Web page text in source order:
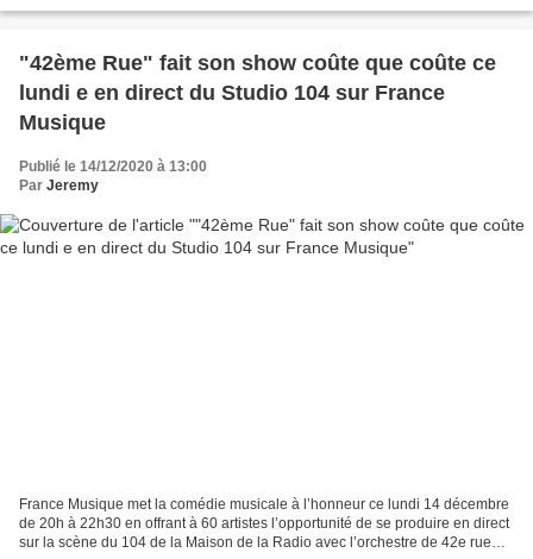
"42ème Rue" fait son show coûte que coûte ce
lundi e en direct du Studio 104 sur France
Musique
Publié le 14/12/2020 à 13:00
Par Jeremy
France Musique met la comédie musicale à l’honneur ce lundi 14 décembre
de 20h à 22h30 en offrant à 60 artistes l’opportunité de se produire en direct
sur la scène du 104 de la Maison de la Radio avec l’orchestre de 42e rue